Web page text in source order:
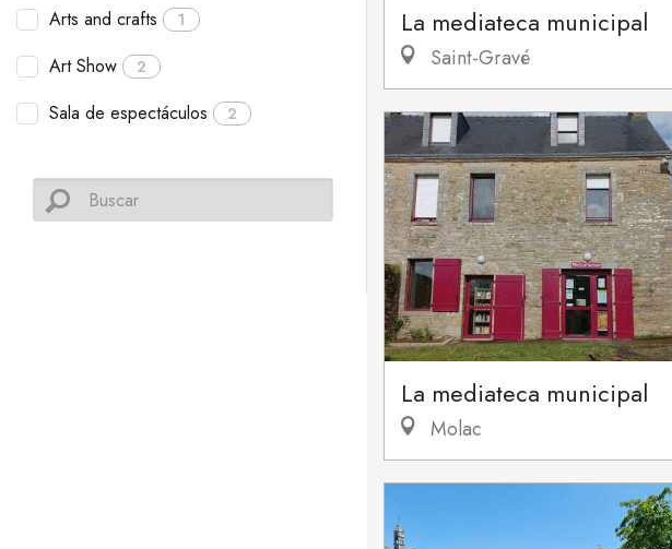
Arts and crafts 1
Art Show 2
Sala de espectáculos 2
La mediateca municipal
Saint-Gravé
La mediateca municipal
Molac